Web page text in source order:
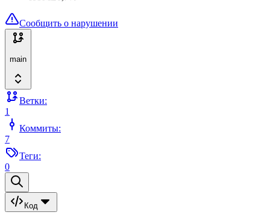
Сообщить о нарушении
main
Ветки:
1
Коммиты:
7
Теги:
0
Код